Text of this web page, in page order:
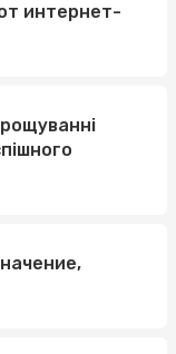
интернет-